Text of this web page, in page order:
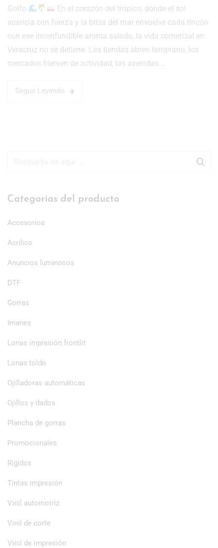
Golfo
En el corazón del trópico, donde el sol
acaricia con fuerza y la brisa del mar envuelve cada rincón
con ese inconfundible aroma salado, la vida comercial en
Veracruz no se detiene. Las tiendas abren temprano, los
mercados hierven de actividad, las avenidas …
Seguir Leyendo
Categorías del producto
Accesorios
Acrílico
Anuncios luminosos
DTF
Gorras
Imanes
Lonas impresión frontlit
Lonas toldo
Ojilladoras automáticas
Ojillos y dados
Plancha de gorras
Promocionales
Rígidos
Tintas impresión
Vinil automotriz
Vinil de corte
Vinil de impresión